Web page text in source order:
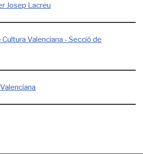
Josep Lacreu
Valenciana - Secció de